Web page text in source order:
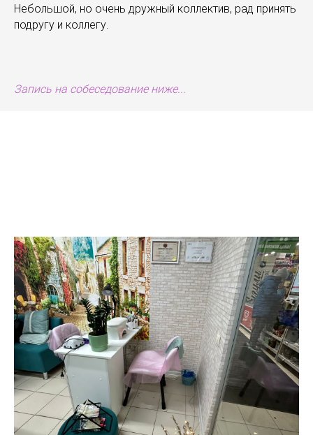
Небольшой, но очень дружный коллектив, рад принять
подругу и коллегу.
Запись на собеседование ниже...